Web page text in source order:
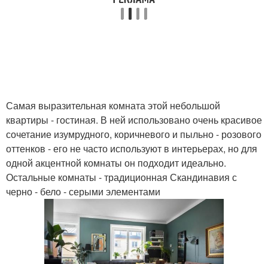
Самая выразительная комната этой небольшой
квартиры - гостиная. В ней использовано очень красивое
сочетание изумрудного, коричневого и пыльно - розового
оттенков - его не часто используют в интерьерах, но для
одной акцентной комнаты он подходит идеально.
Остальные комнаты - традиционная Скандинавия с
черно - бело - серыми элементами